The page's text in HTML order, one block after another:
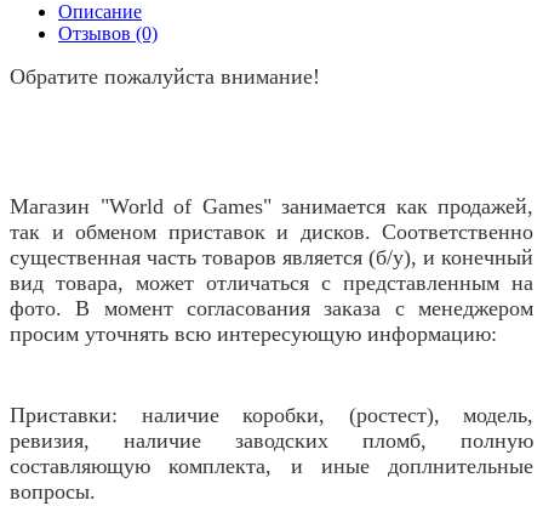
Описание
Отзывов (0)
Обратите пожалуйста внимание!
Магазин "World of Games" занимается как продажей,
так и обменом приставок и дисков. Соответственно
существенная часть товаров является (б/у), и конечный
вид товара, может отличаться с представленным на
фото. В момент согласования заказа с менеджером
просим уточнять всю интересующую информацию:
Приставки: наличие коробки, (ростест), модель,
ревизия, наличие заводских пломб, полную
составляющую комплекта, и иные доплнительные
вопросы.